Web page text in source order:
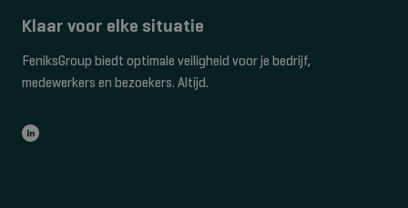
Klaar voor elke situatie
FeniksGroup biedt optimale veiligheid voor je bedrijf,
medewerkers en bezoekers. Altijd.